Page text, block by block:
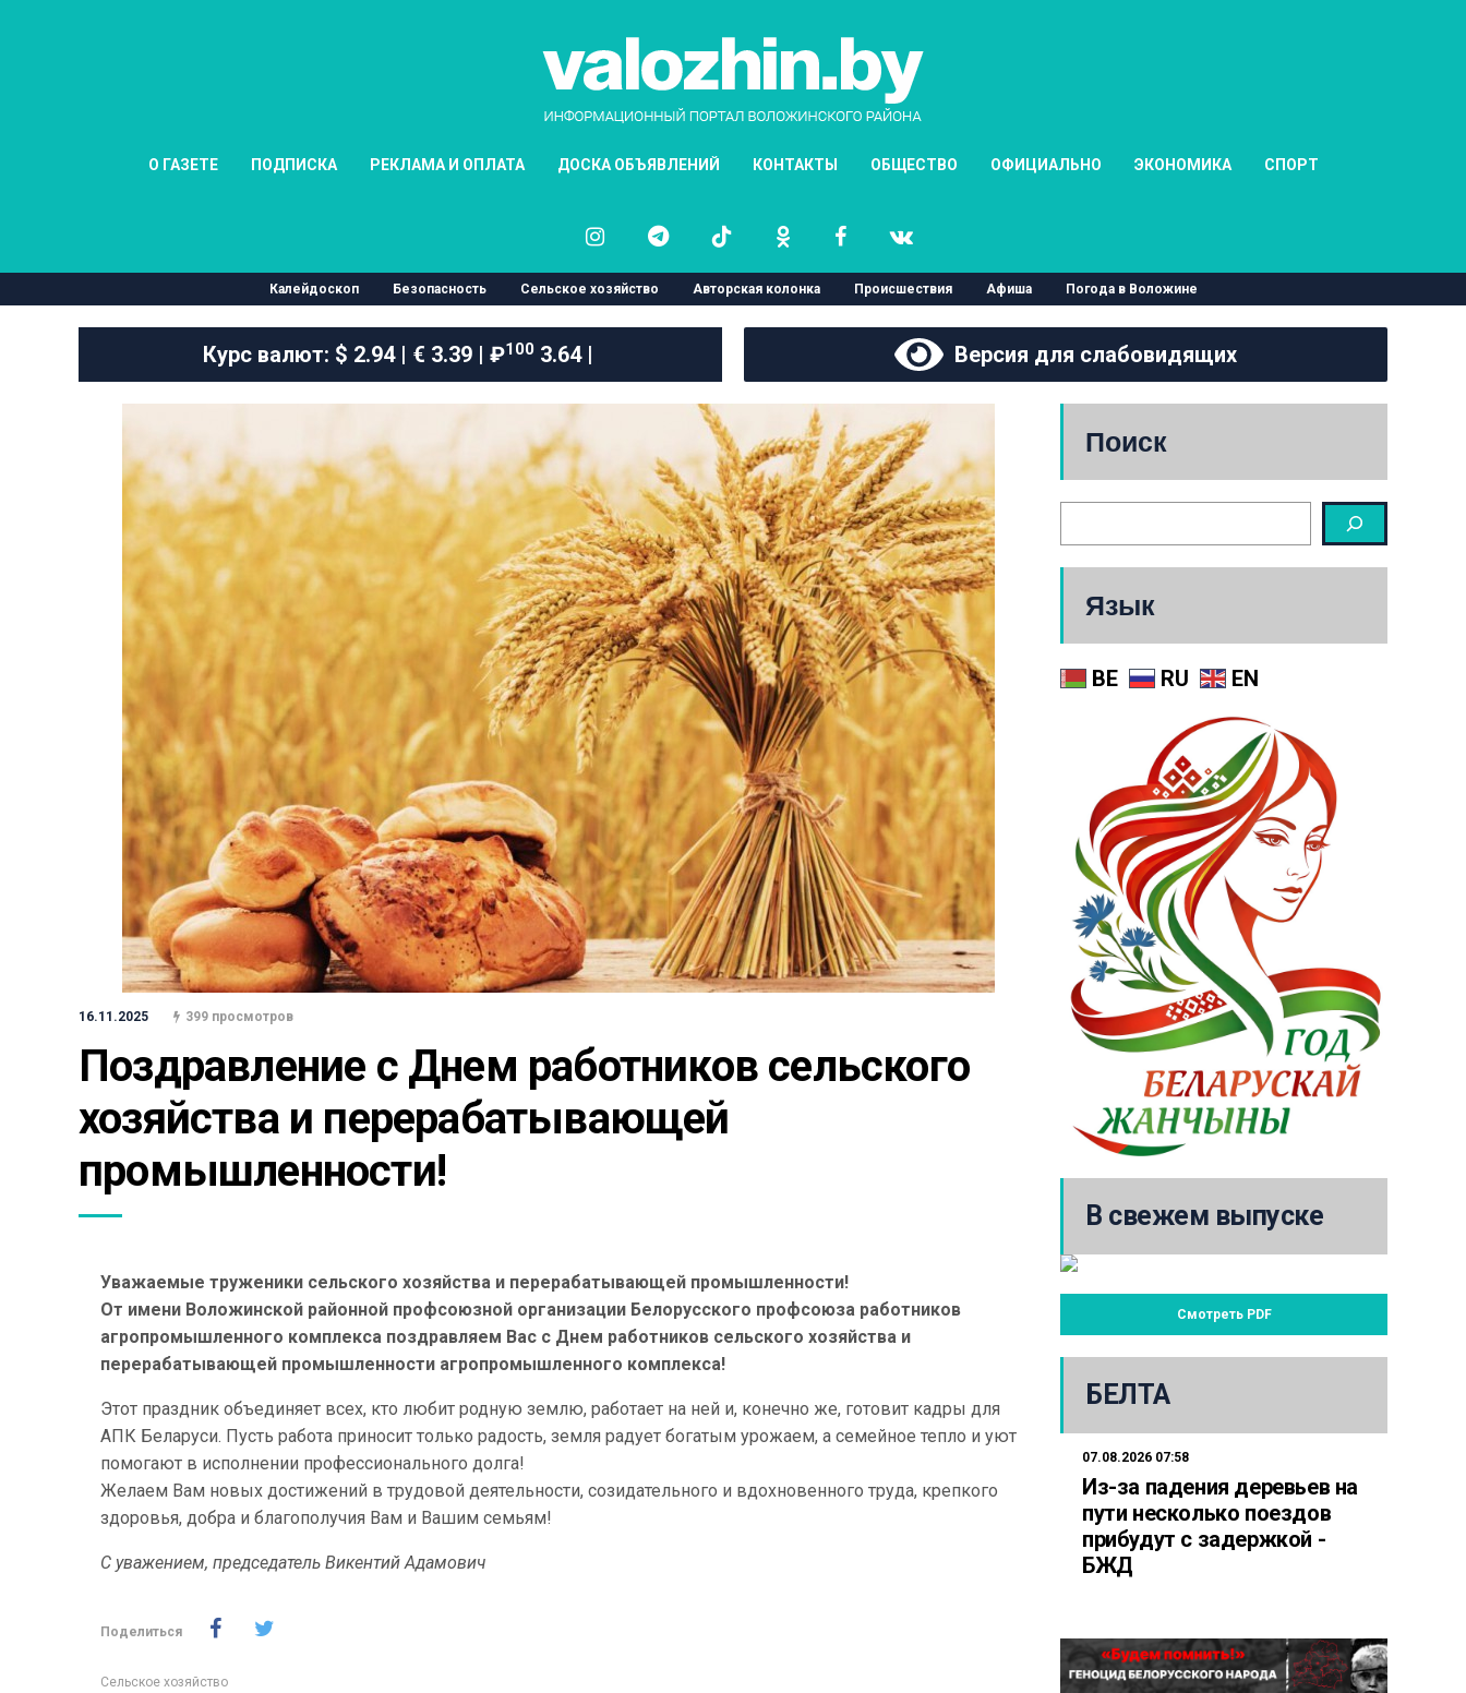
О ГАЗЕТЕ ПОДПИСКА РЕКЛАМА И ОПЛАТА ДОСКА ОБЪЯВЛЕНИЙ КОНТАКТЫ ОБЩЕСТВО ОФИЦИАЛЬНО ЭКОНОМИКА СПОРТ
Калейдоскоп Безопасность Сельское хозяйство Авторская колонка Происшествия Афиша Погода в Воложине
Курс валют: $ 2.94 | € 3.39 | ₽1003.64 | Версия для слабовидящих
16.11.2025 399 просмотров
Поздравление с Днем работников сельского
хозяйства и перерабатывающей
промышленности!
Уважаемые труженики сельского хозяйства и перерабатывающей промышленности!
От имени Воложинской районной профсоюзной организации Белорусского профсоюза работников
агропромышленного комплекса поздравляем Вас с Днем работников сельского хозяйства и
перерабатывающей промышленности агропромышленного комплекса!
Этот праздник объединяет всех, кто любит родную землю, работает на ней и, конечно же, готовит кадры для
АПК Беларуси. Пусть работа приносит только радость, земля радует богатым урожаем, а семейное тепло и уют
помогают в исполнении профессионального долга!
Желаем Вам новых достижений в трудовой деятельности, созидательного и вдохновенного труда, крепкого
здоровья, добра и благополучия Вам и Вашим семьям!
С уважением, председатель Викентий Адамович
Поделиться
Сельское хозяйство
Поиск
Язык
BE RU EN
В свежем выпуске
Смотреть PDF
БЕЛТА
07.08.2026 07:58
Из-за падения деревьев на
пути несколько поездов
прибудут с задержкой -
БЖД